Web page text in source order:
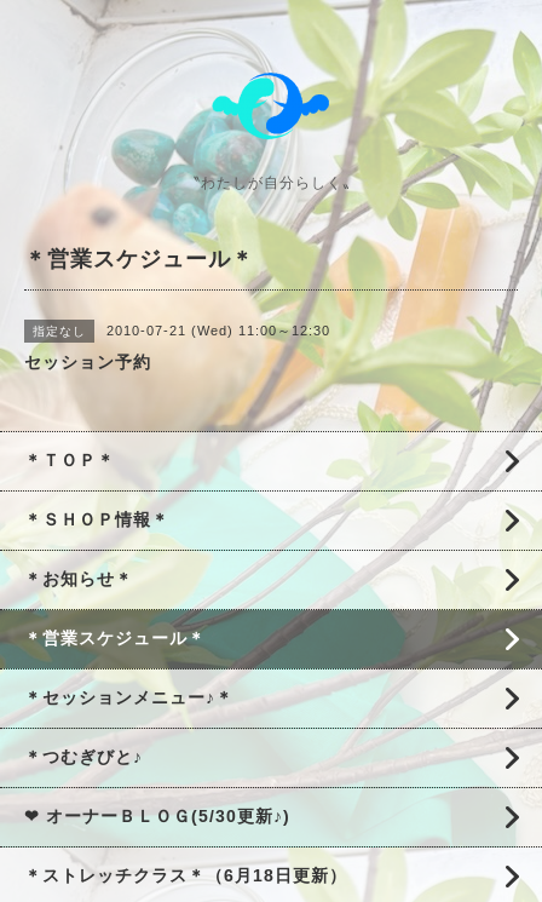
〝わたしが自分らしく〟
＊営業スケジュール＊
指定なし 2010-07-21 (Wed) 11:00～12:30
セッション予約
＊ＴＯＰ＊
＊ＳＨＯＰ情報＊
＊お知らせ＊
＊営業スケジュール＊
＊セッションメニュー♪＊
＊つむぎびと♪
❤ オーナーＢＬＯＧ(5/30更新♪)
＊ストレッチクラス＊（6月18日更新）